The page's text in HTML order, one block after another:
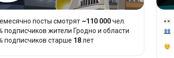
посты смотрят ~110 000чел.
подписчиков жители Гродно и области
подписчиков старше 18лет